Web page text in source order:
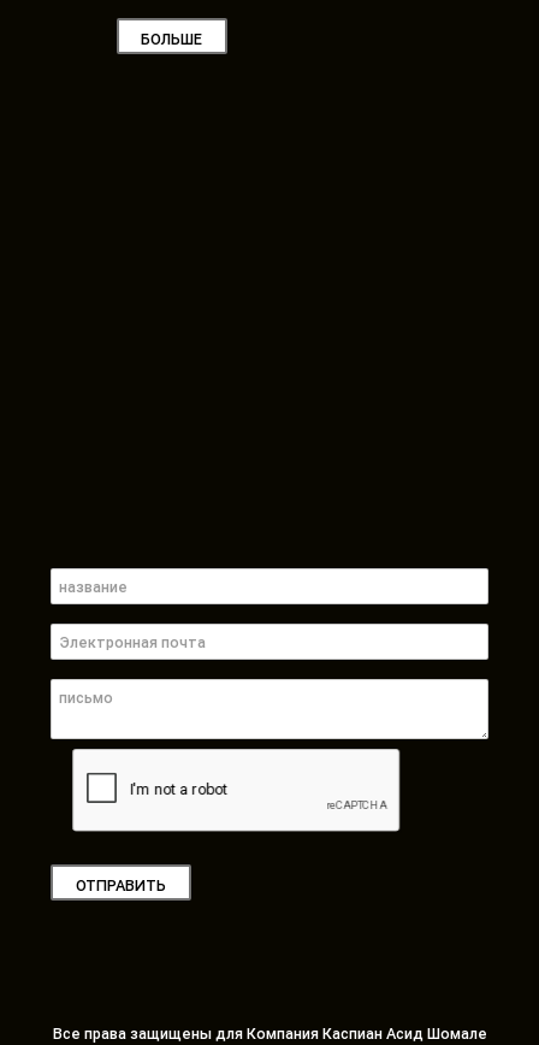
БОЛЬШЕ
ОТПРАВИТЬ
Все права защищены для Компания Каспиан Асид Шомале